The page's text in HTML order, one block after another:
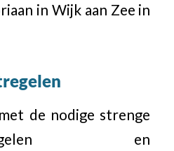
in Wijk aan Zee in
de nodige strenge
en